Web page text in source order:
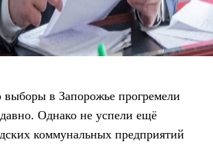
выборы в Запорожье прогремели
Однако не успели ещё
коммунальных предприятий